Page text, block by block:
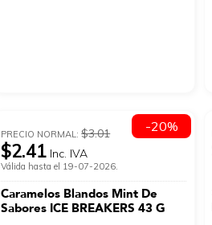
PRECIO NORMAL:$3.01
$2.41 Inc. IVA
Válida hasta el 19-07-2026.
Caramelos Blandos Mint De
Sabores ICE BREAKERS 43 G
-20%